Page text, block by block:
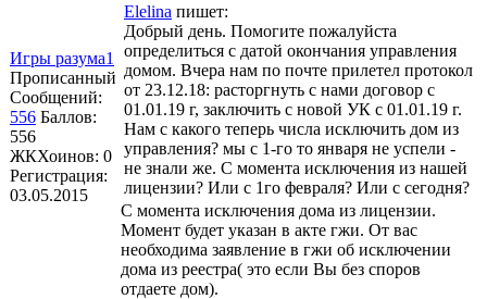
Игры разума1
Прописанный
Сообщений:
556 Баллов:
556
ЖКХоинов: 0
Регистрация:
03.05.2015
Elelina пишет:
Добрый день. Помогите пожалуйста
определиться с датой окончания управления
домом. Вчера нам по почте прилетел протокол
от 23.12.18: расторгнуть с нами договор с
01.01.19 г, заключить с новой УК с 01.01.19 г.
Нам с какого теперь числа исключить дом из
управления? мы с 1-го то января не успели -
не знали же. С момента исключения из нашей
лицензии? Или с 1го февраля? Или с сегодня?
С момента исключения дома из лицензии.
Момент будет указан в акте гжи. От вас
необходима заявление в гжи об исключении
дома из реестра( это если Вы без споров
отдаете дом).